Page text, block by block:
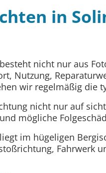
in
nicht nur aus
Nutzung,
wir regelmäßig die
nicht nur auf
mögliche
im hügeligen
Fahrwerk